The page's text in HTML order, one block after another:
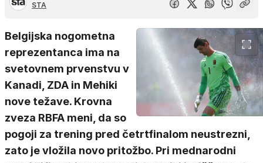
STA
Belgijska nogometna
reprezentanca ima na
svetovnem prvenstvu v
Kanadi, ZDA in Mehiki
nove težave. Krovna
zveza RBFA meni, da so
pogoji za trening pred četrtfinalom neustrezni,
zato je vložila novo pritožbo. Pri mednarodni